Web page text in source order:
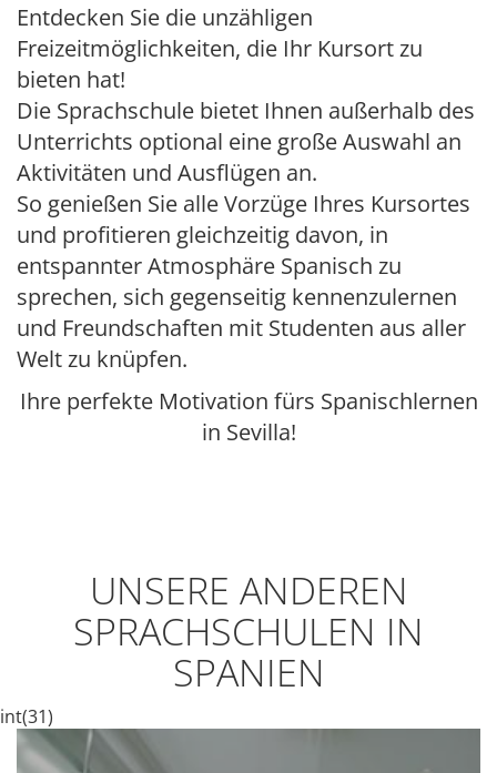
Entdecken Sie die unzähligen
Freizeitmöglichkeiten, die Ihr Kursort zu
bieten hat!
Die Sprachschule bietet Ihnen außerhalb des
Unterrichts optional eine große Auswahl an
Aktivitäten und Ausflügen an.
So genießen Sie alle Vorzüge Ihres Kursortes
und profitieren gleichzeitig davon, in
entspannter Atmosphäre Spanisch zu
sprechen, sich gegenseitig kennenzulernen
und Freundschaften mit Studenten aus aller
Welt zu knüpfen.
Ihre perfekte Motivation fürs Spanischlernen
in Sevilla!
UNSERE ANDEREN
SPRACHSCHULEN IN
SPANIEN
int(31)